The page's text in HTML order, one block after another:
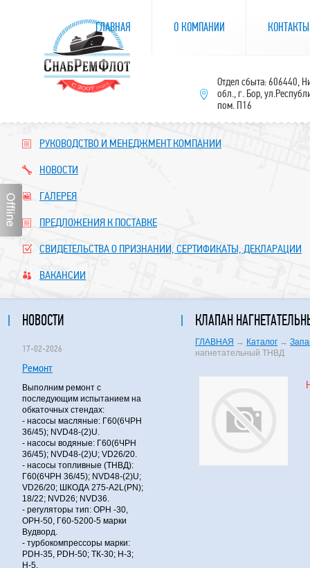
РУКОВОДСТВО И МЕНЕДЖМЕНТ КОМПАНИИ
НОВОСТИ
ГАЛЕРЕЯ
ПРЕДЛОЖЕНИЯ К ПОСТАВКЕ
СВИДЕТЕЛЬСТВА О ПРИЗНАНИИ, СЕРТИФИКАТЫ, ДЕКЛАРАЦИИ
ВАКАНСИИ
НОВОСТИ
17-02-2026
Ремонт
Выполним ремонт с
последующим испытанием на
обкаточных стендах:
- насосы масляные: Г60(6ЧРН
36/45); NVD48-(2)U.
- насосы водяные: Г60(6ЧРН
36/45); NVD48-(2)U; VD26/20.
- насосы топливные (ТНВД):
Г60(6ЧРН 36/45); NVD48-(2)U;
VD26/20; ШКОДА 275-A2L(PN);
18/22; NVD26; NVD36.
- регуляторы тип: ОРН -30,
ОРН-50, Г60-5200-5 марки
Вудворд.
- турбокомпрессоры марки:
PDH-35, PDH-50; ТК-30; Н-3;
Н-5.
КЛАПАН
ГЛАВНАЯ → Каталог →
нагнетательный ТНВД
ГЛАВНАЯ О КОМПАНИИ КОНТАКТЫ
Отдел сбыта: 606440,
обл., г. Бор,
пом. П16